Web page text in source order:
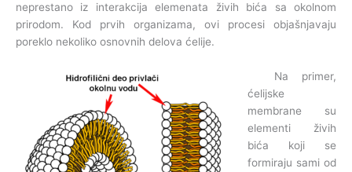
neprestano iz interakcija elemenata živih bića sa okolnom
prirodom. Kod prvih organizama, ovi procesi objašnjavaju
poreklo nekoliko osnovnih delova ćelije.
Na primer,
ćelijske
membrane su
elementi živih
bića koji se
formiraju sami od